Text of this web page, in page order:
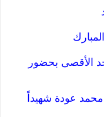
الأقصى بحضور
عودة شهيداً